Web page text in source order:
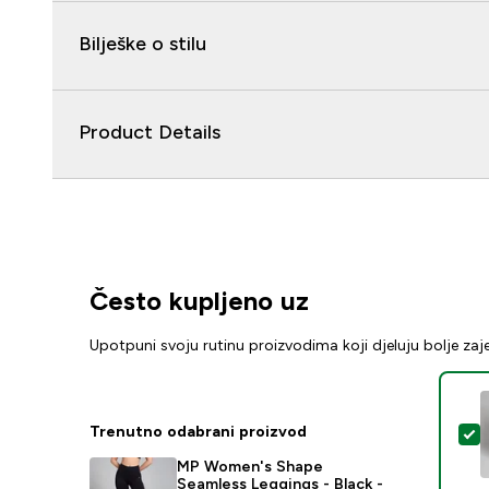
Bilješke o stilu
Product Details
Često kupljeno uz
Upotpuni svoju rutinu proizvodima koji djeluju bolje
Trenutno odabrani proizvod
MP Women's Shape
Seamless Leggings - Black -